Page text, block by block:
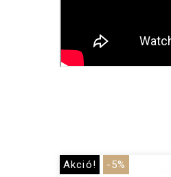
Akció! -5%